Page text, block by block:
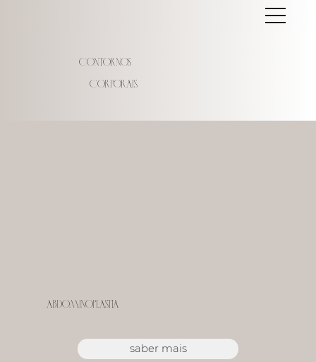
Contornos
corporais
Abdominoplastia
saber mais